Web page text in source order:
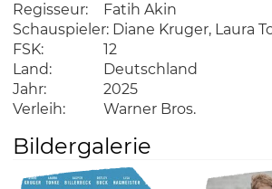
Regisseur:
Fatih Akin
Schauspieler: Diane Kruger, Laura
FSK:
12
Land:
Deutschland
Jahr:
2025
Verleih:
Warner Bros.
Bildergalerie